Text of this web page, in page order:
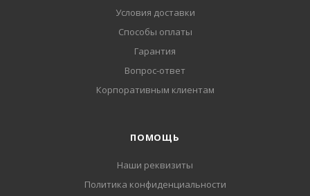
Условия доставки
Способы оплаты
Гарантия
Вопрос-ответ
Корпоративным клиентам
ПОМОЩЬ
Наши реквизиты
Политика конфиденциальности